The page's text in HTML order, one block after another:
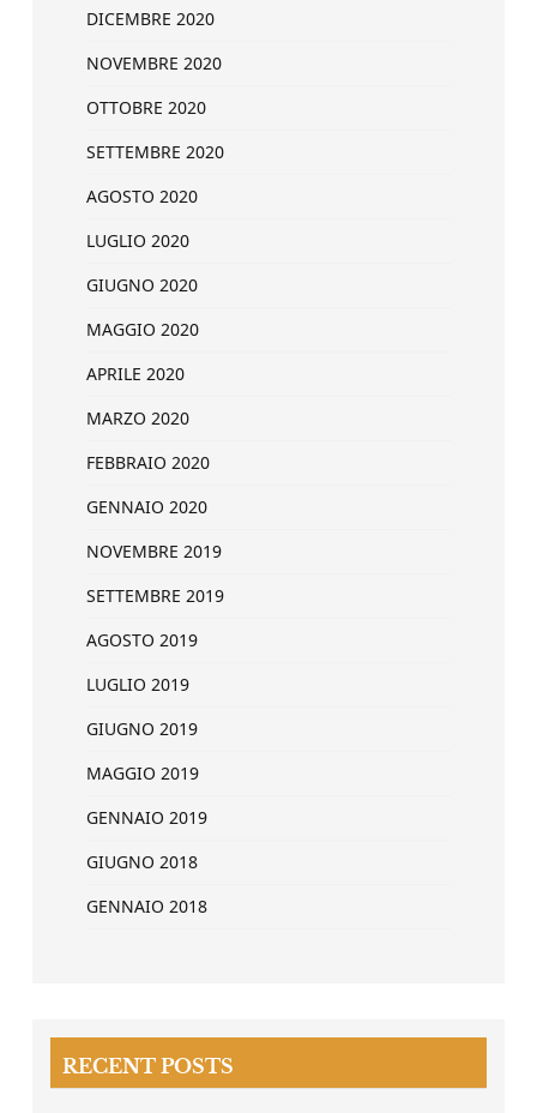
DICEMBRE 2020
NOVEMBRE 2020
OTTOBRE 2020
SETTEMBRE 2020
AGOSTO 2020
LUGLIO 2020
GIUGNO 2020
MAGGIO 2020
APRILE 2020
MARZO 2020
FEBBRAIO 2020
GENNAIO 2020
NOVEMBRE 2019
SETTEMBRE 2019
AGOSTO 2019
LUGLIO 2019
GIUGNO 2019
MAGGIO 2019
GENNAIO 2019
GIUGNO 2018
GENNAIO 2018
RECENT POSTS